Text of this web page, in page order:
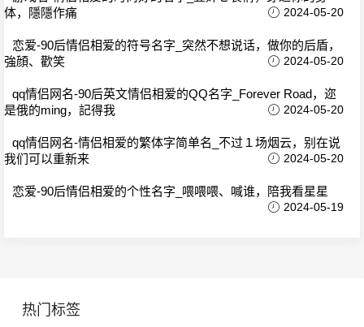
体，隱隱作痛
2024-05-20
恋爱-90后情侣相爱的符号名字_突然不想说话，做你的后盾，
強顔、歡笑
2024-05-20
qq情侣网名-90后英文情侣相爱的QQ名字_Forever Road，迩
是俄的ming，記得我
2024-05-20
qq情侣网名-情侣相爱的繁体字简单名_不过１场烟云，别在说
我们可以重新来
2024-05-20
恋爱-90后情侣相爱的个性名字_喂喂喂、喊谁，陪我看星星
2024-05-19
热门标签